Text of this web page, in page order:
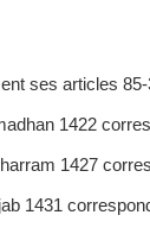
ses articles 85-
1422
1427
1431